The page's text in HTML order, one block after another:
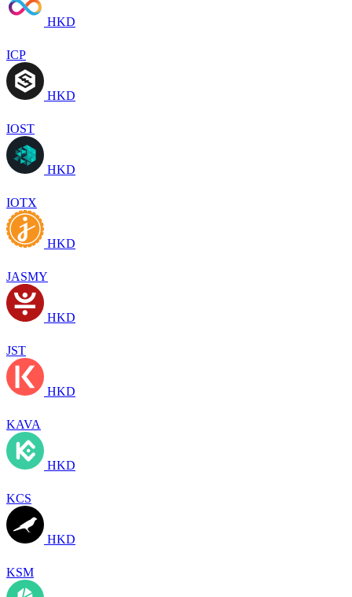
HKD
ICP
HKD
IOST
HKD
IOTX
HKD
JASMY
HKD
JST
HKD
KAVA
HKD
KCS
HKD
KSM